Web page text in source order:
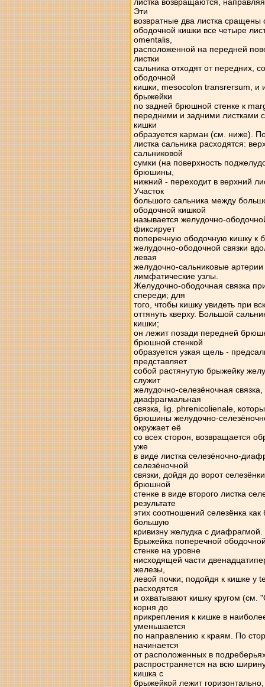
Эти
возвратные два листка
ободочной кишки все четыре
omentalis,
расположенной на передней
листки
сальника отходят от передних,
ободочной
кишки, mesocolon transrersum, и
брыжейки
по задней брюшной стенке к
передними и задними листками
кишки
образуется карман (см. ниже).
листка сальника расходятся:
сальниковой
сумки (на поверхность
брюшины,
нижний - переходит в верхний
Участок
большого сальника между
ободочной кишкой
называется желудочно-
фиксирует
поперечную ободочную кишку к
желудочно-ободочной связки
левая
желудочно-сальниковые
лимфатические узлы.
Желудочно-ободочная связка
спереди; для
того, чтобы кишку увидеть при
оттянуть кверху. Большой
кишки;
он лежит позади передней
брюшной стенкой
образуется узкая щель -
представляет
собой растянутую брыжейку
служит
желудочно-селезёночная
диафрагмальная
связка, lig. phrenicolienale,
брюшины желудочно-
окружает её
со всех сторон, возвращается
уже
в виде листка селезёночно-
селезёночной
связки, дойдя до ворот
брюшной
стенке в виде второго листка
результате
этих соотношений селезёнка
большую
кривизну желудка с диафрагмой.
Брыжейка поперечной
стенке на уровне
нисходящей части
железы,
левой почки; подойдя к кишке у
расходятся
и охватывают кишку кругом
корня до
прикрепления к кишке в
уменьшается
по направлению к краям. По
начинается
от расположенных в
распространяется на всю
кишка с
брыжейкой лежит